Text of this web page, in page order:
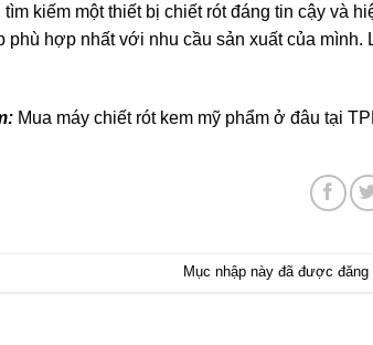
tìm kiếm một thiết bị chiết rót đáng tin cậy và
phù hợp nhất với nhu cầu sản xuất của mình.
Mua máy chiết rót kem mỹ phẩm ở đâu tại
Mục nhập này đã được đăng